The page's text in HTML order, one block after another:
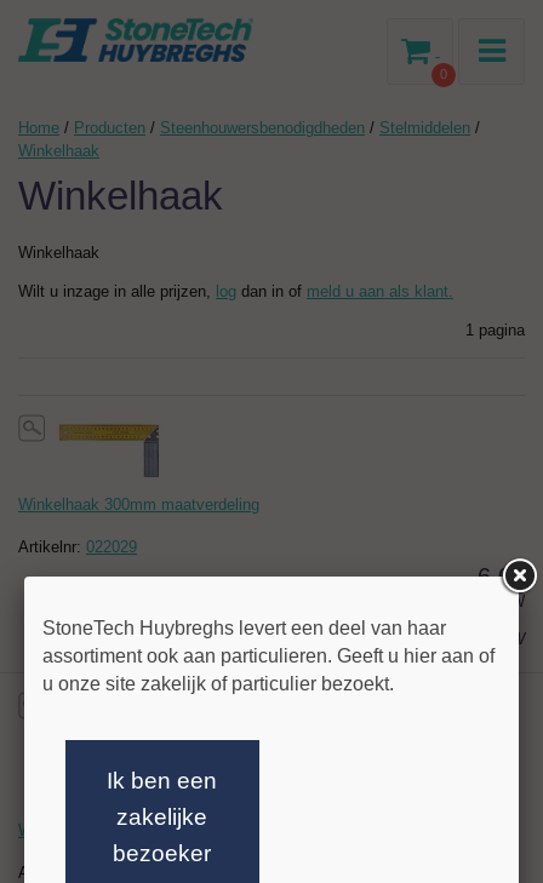
0
-
Home / Producten / Steenhouwersbenodigdheden / Stelmiddelen /
Winkelhaak
Winkelhaak
Winkelhaak
Wilt u inzage in alle prijzen, log dan in of meld u aan als klant.
1 pagina
Winkelhaak 300mm maatverdeling
Artikelnr: 022029
6,08
excl BTW
€ 7,36 incl BTW
Winkelhaak 400 mm, aanslag maatverdeling
Artikelnr:
StoneTech Huybreghs levert een deel van haar
assortiment ook aan particulieren. Geeft u hier aan of
u onze site zakelijk of particulier bezoekt.
Ik ben een
zakelijke
bezoeker